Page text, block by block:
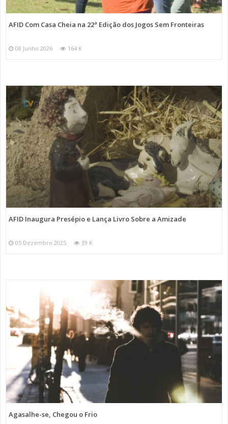
AFID Com Casa Cheia na 22ª Edição dos Jogos Sem Fronteiras
08 Junho 2026 164 K
AFID Inaugura Presépio e Lança Livro Sobre a Amizade
05 Dezembro 2025 39 K
Agasalhe-se, Chegou o Frio